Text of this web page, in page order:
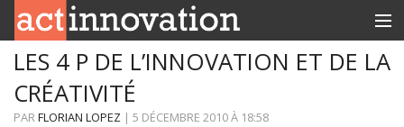
RUBRIQUES
INNOBOX
LES 4 P DE L’INNOVATION ET DE LA
CRÉATIVITÉ
PARFLORIAN LOPEZ | 5 DÉCEMBRE 2010À 18:58